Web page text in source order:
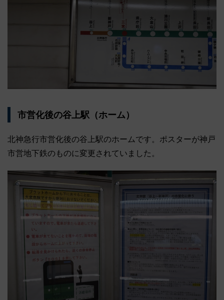
市営化後の谷上駅（ホーム）
北神急行市営化後の谷上駅のホームです。ポスターが神戸
市営地下鉄のものに変更されていました。